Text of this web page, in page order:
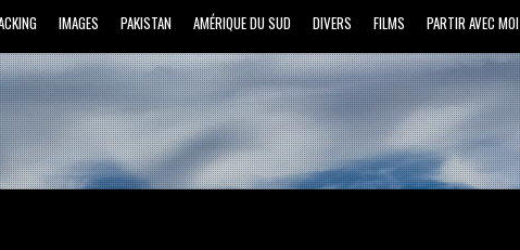
IMAGES PAKISTAN AMÉRIQUE DU SUD DIVERS FILMS PARTIR AVEC MOI